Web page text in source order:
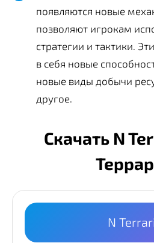
появляются новые
позволяют игрокам
стратегии и тактики.
в себя новые
новые виды добычи
другое.
Скачать N
N